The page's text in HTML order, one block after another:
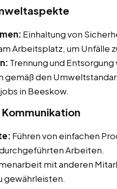
Einhaltung von
Arbeitsplatz, um Unfälle
Trennung und
gemäß den
in Beeskow.
Führen von einfachen
Arbeiten.
mit anderen
gewährleisten.